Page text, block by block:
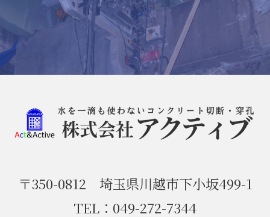
〒350-0812 埼玉県川越市下小坂499-1
TEL：049-272-7344